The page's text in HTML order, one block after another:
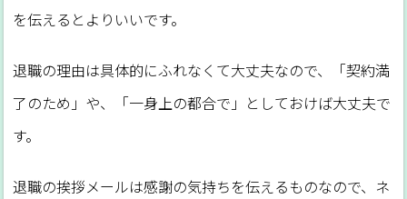
を伝えるとよりいいです。
退職の理由は具体的にふれなくて大丈夫なので、「契約満
了のため」や、「一身上の都合で」としておけば大丈夫で
す。
退職の挨拶メールは感謝の気持ちを伝えるものなので、ネ